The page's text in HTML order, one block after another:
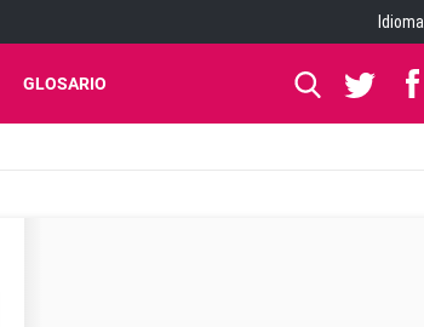
Idioma
GLOSARIO